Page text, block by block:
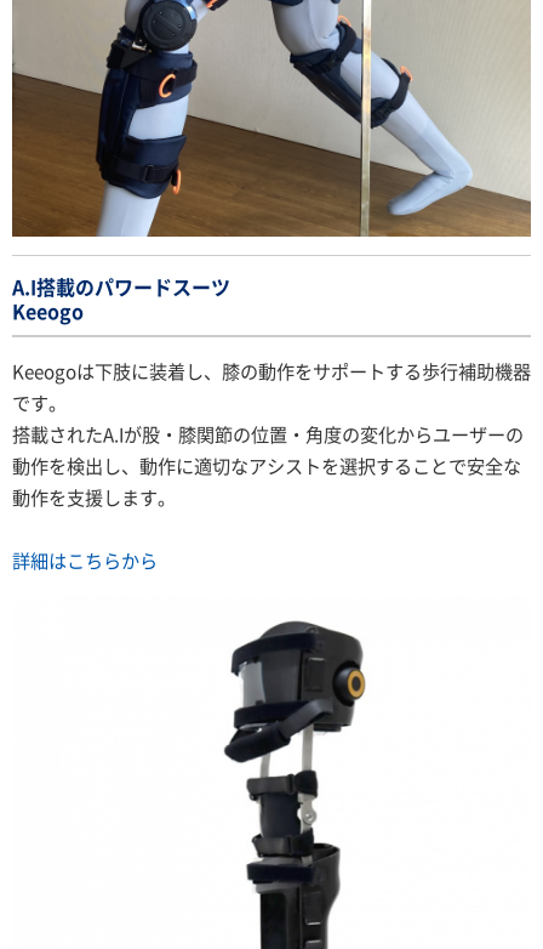
A.I搭載のパワードスーツ
Keeogo
Keeogoは下肢に装着し、膝の動作をサポートする歩行補助機器
です。
搭載されたA.Iが股・膝関節の位置・角度の変化からユーザーの
動作を検出し、 動作に適切なアシストを選択することで安全な
動作を支援します。
詳細はこちらから